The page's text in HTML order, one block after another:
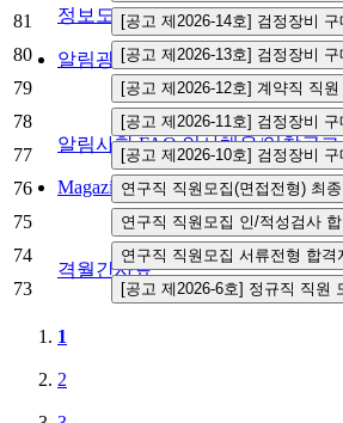
정보도서관
알림광장
알림사항 FAQ 인사채용/입찰공고
Magazine
격월간사료
81
80
79
78
77
76
75
74
73
1
2